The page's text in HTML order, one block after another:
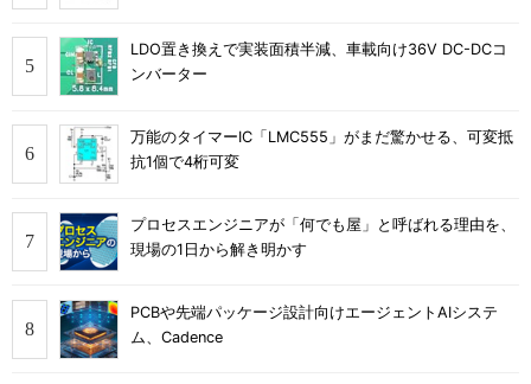
LDO置き換えで実装面積半減、車載向け36V DC-DCコ
ンバーター
万能のタイマーIC「LMC555」がまだ驚かせる、可変抵
抗1個で4桁可変
プロセスエンジニアが「何でも屋」と呼ばれる理由を、
現場の1日から解き明かす
PCBや先端パッケージ設計向けエージェントAIシステ
ム、Cadence